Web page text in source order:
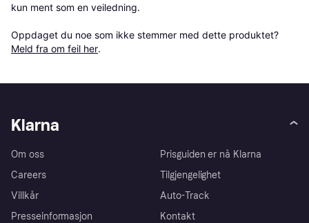
kun ment som en veiledning.
Oppdaget du noe som ikke stemmer med dette produktet?
Meld fra om feil her.
Klarna
Om oss
Careers
Villkår
Presseinformasjon
Prisguiden er nå Klarna
Tilgjengelighet
Auto-Track
Kontakt